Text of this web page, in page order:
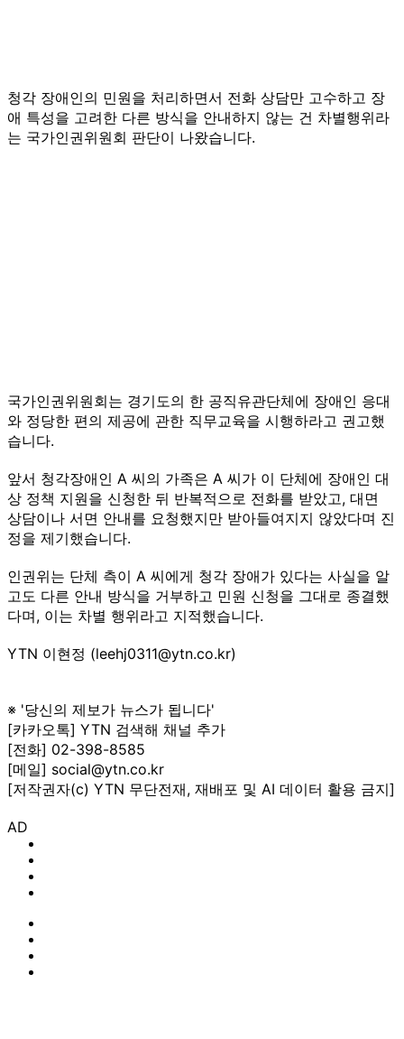
청각 장애인의 민원을 처리하면서 전화 상담만 고수하고 장
애 특성을 고려한 다른 방식을 안내하지 않는 건 차별행위라
는 국가인권위원회 판단이 나왔습니다.
국가인권위원회는 경기도의 한 공직유관단체에 장애인 응대
와 정당한 편의 제공에 관한 직무교육을 시행하라고 권고했
습니다.
앞서 청각장애인 A 씨의 가족은 A 씨가 이 단체에 장애인 대
상 정책 지원을 신청한 뒤 반복적으로 전화를 받았고, 대면
상담이나 서면 안내를 요청했지만 받아들여지지 않았다며 진
정을 제기했습니다.
인권위는 단체 측이 A 씨에게 청각 장애가 있다는 사실을 알
고도 다른 안내 방식을 거부하고 민원 신청을 그대로 종결했
다며, 이는 차별 행위라고 지적했습니다.
YTN 이현정 (leehj0311@ytn.co.kr)
※ '당신의 제보가 뉴스가 됩니다'
[카카오톡] YTN 검색해 채널 추가
[전화] 02-398-8585
[메일] social@ytn.co.kr
[저작권자(c) YTN 무단전재, 재배포 및 AI 데이터 활용 금지]
AD